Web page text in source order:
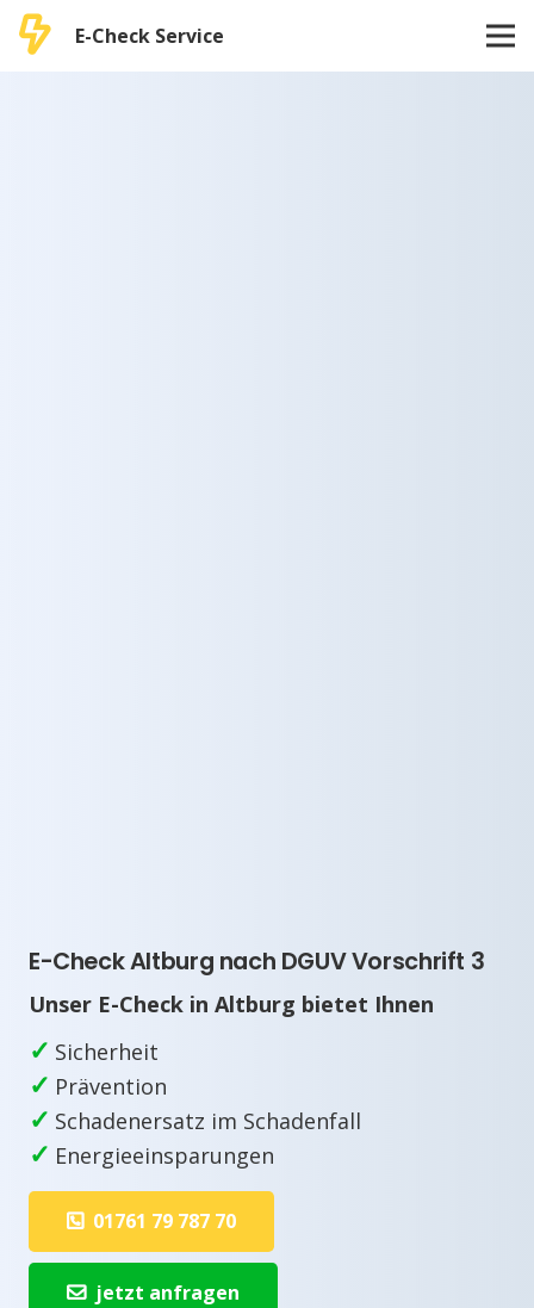
E-Check Service
E-Check Altburg nach DGUV Vorschrift 3
Unser E-Check in Altburg bietet Ihnen
✓ Sicherheit
✓ Prävention
✓ Schadenersatz im Schadenfall
✓ Energieeinsparungen
01761 79 787 70
jetzt anfragen